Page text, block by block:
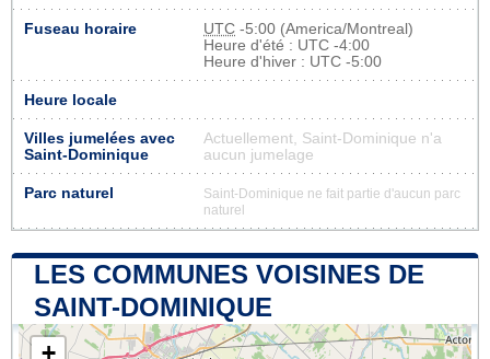
Fuseau horaire UTC -5:00 (America/Montreal)
Heure d'été : UTC -4:00
Heure d'hiver : UTC -5:00
Heure locale
Villes jumelées avec
Saint-Dominique
Actuellement, Saint-Dominique n'a
aucun jumelage
Parc naturel
Saint-Dominique ne fait partie d'aucun parc
naturel
LES COMMUNES VOISINES DE
SAINT-DOMINIQUE
+